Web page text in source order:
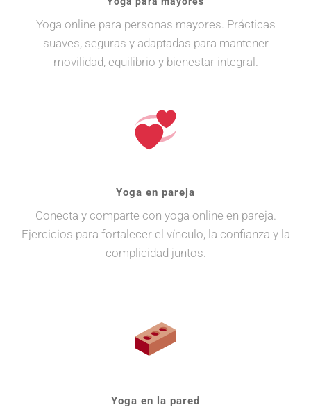
Yoga online para personas mayores. Prácticas
suaves, seguras y adaptadas para mantener
movilidad, equilibrio y bienestar integral.
Yoga en pareja
Conecta y comparte con yoga online en pareja.
Ejercicios para fortalecer el vínculo, la confianza y la
complicidad juntos.
Yoga en la pared